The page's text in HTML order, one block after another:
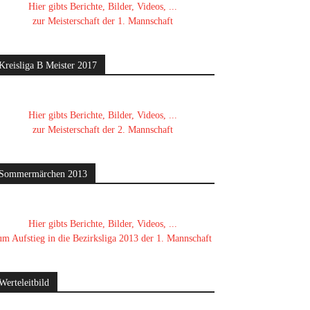
Hier gibts Berichte, Bilder, Videos, ...
zur Meisterschaft der 1. Mannschaft
B Meister 2017
Hier gibts Berichte, Bilder, Videos, ...
zur Meisterschaft der 2. Mannschaft
2013
Hier gibts Berichte, Bilder, Videos, ...
Aufstieg in die Bezirksliga 2013 der 1. Mannschaft